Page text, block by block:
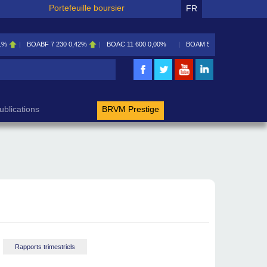
Portefeuille boursier FR
BOAC 11 600 0,00% BOAM 5 585 0,09% BOAN
BRVM Prestige
Rapports trimestriels